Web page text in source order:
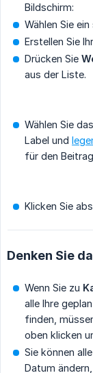
Bildschirm:
Wählen Sie
Erstellen Sie
Drücken Sie
aus der Liste.
Wählen Sie
Label und
für den
Klicken Sie
Denken Sie
Wenn Sie zu
alle Ihre
finden,
oben klicken
Sie können
Datum